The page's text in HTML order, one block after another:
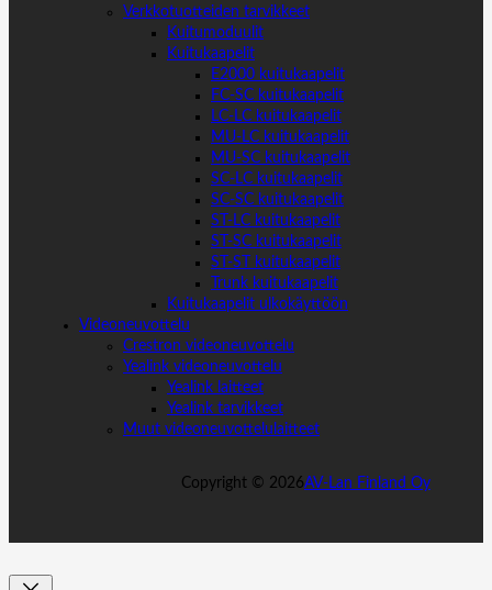
Verkkotuotteiden tarvikkeet
Kuitumoduulit
Kuitukaapelit
E2000 kuitukaapelit
FC-SC kuitukaapelit
LC-LC kuitukaapelit
MU-LC kuitukaapelit
MU-SC kuitukaapelit
SC-LC kuitukaapelit
SC-SC kuitukaapelit
ST-LC kuitukaapelit
ST-SC kuitukaapelit
ST-ST kuitukaapelit
Trunk kuitukaapelit
Kuitukaapelit ulkokäyttöön
Videoneuvottelu
Crestron videoneuvottelu
Yealink videoneuvottelu
Yealink laitteet
Yealink tarvikkeet
Muut videoneuvottelulaitteet
Copyright © 2026AV-Lan Finland Oy